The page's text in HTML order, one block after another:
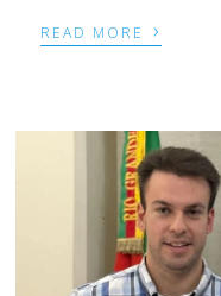
READ MORE ›